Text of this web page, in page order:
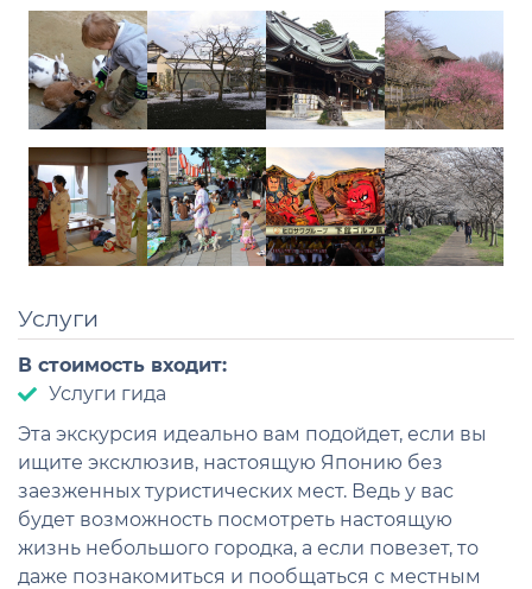
Услуги
В стоимость входит:
Услуги гида
Эта экскурсия идеально вам подойдет, если вы
ищите эксклюзив, настоящую Японию без
заезженных туристических мест. Ведь у вас
будет возможность посмотреть настоящую
жизнь небольшого городка, а если повезет, то
даже познакомиться и пообщаться с местным